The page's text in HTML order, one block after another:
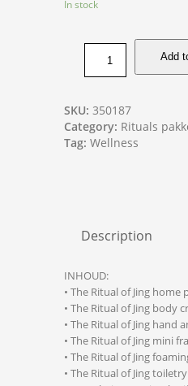
In stock
Add
SKU: 350187
Category: Rituals
Tag: Wellness
Description
INHOUD:
• The Ritual of Jing home
• The Ritual of Jing body
• The Ritual of Jing hand
• The Ritual of Jing mini
• The Ritual of Jing
• The Ritual of Jing